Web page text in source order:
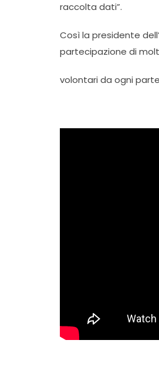
raccolta dati”.
Così la presidente
partecipazione di
volontari da ogni